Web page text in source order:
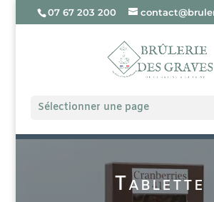
07 67 203 200
Sélectionner une page
Tablette